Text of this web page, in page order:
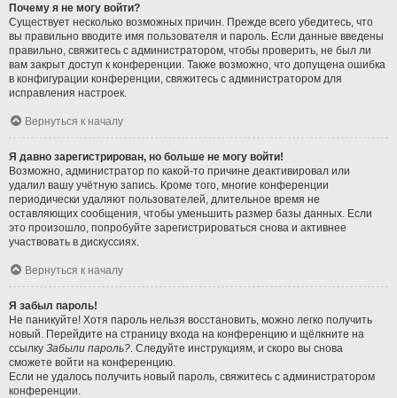
Почему я не могу войти?
Существует несколько возможных причин. Прежде всего убедитесь, что
вы правильно вводите имя пользователя и пароль. Если данные введены
правильно, свяжитесь с администратором, чтобы проверить, не был ли
вам закрыт доступ к конференции. Также возможно, что допущена ошибка
в конфигурации конференции, свяжитесь с администратором для
исправления настроек.
Вернуться к началу
Я давно зарегистрирован, но больше не могу войти!
Возможно, администратор по какой-то причине деактивировал или
удалил вашу учётную запись. Кроме того, многие конференции
периодически удаляют пользователей, длительное время не
оставляющих сообщения, чтобы уменьшить размер базы данных. Если
это произошло, попробуйте зарегистрироваться снова и активнее
участвовать в дискуссиях.
Вернуться к началу
Я забыл пароль!
Не паникуйте! Хотя пароль нельзя восстановить, можно легко получить
новый. Перейдите на страницу входа на конференцию и щёлкните на
ссылку Забыли пароль? . Следуйте инструкциям, и скоро вы снова
сможете войти на конференцию.
Если не удалось получить новый пароль, свяжитесь с администратором
конференции.